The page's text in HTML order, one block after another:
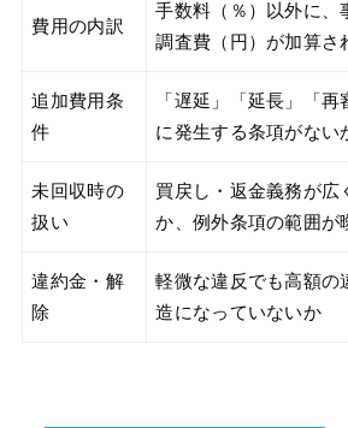
費用の内訳
手数料（％）以外に、
調査費（円）が加算さ
追加費用条
件
「遅延」「延長」「
に発生する条項がない
未回収時の
扱い
買戻し・返金義務が広
か、例外条項の範囲が
違約金・解
除
軽微な違反でも高額の
造になっていないか